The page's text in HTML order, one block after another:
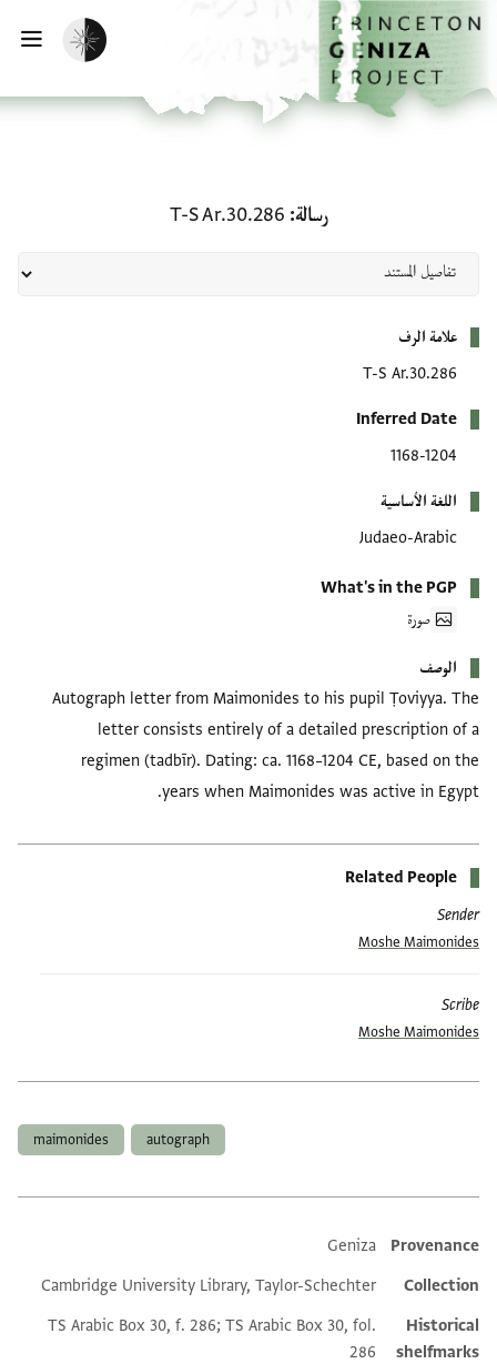
إلى المحتوى الرئيسي
الرئيسية
تفعيل الوضع المظلم
رسالة T-S Ar.30.286
علامة الرف
T-S Ar.30.286
Inferred Date
1168-1204
اللغة الأساسية
Judaeo-Arabic
What's in the PGP
صورة
الوصف
Autograph letter from Maimonides to his pupil Ṭoviyya. The
letter consists entirely of a detailed prescription of a
regimen (tadbīr). Dating: ca. 1168–1204 CE, based on the
years when Maimonides was active in Egypt.
Related People
Sender
Moshe Maimonides
Scribe
Moshe Maimonides
autograph
maimonides
Additional metadata
Provenance
Geniza
Collection
Cambridge University Library, Taylor-Schechter
Historical
shelfmarks
TS Arabic Box 30, f. 286; TS Arabic Box 30, fol.
286